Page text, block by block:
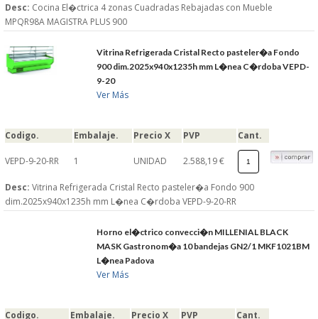
Desc: Cocina El�ctrica 4 zonas Cuadradas Rebajadas con Mueble
MPQR98A MAGISTRA PLUS 900
Vitrina Refrigerada Cristal Recto pasteler�a Fondo
900 dim.2025x940x1235h mm L�nea C�rdoba VEPD-
9-20
Ver Más
Codigo. Embalaje. Precio X PVP Cant.
VEPD-9-20-RR 1 UNIDAD 2.588,19 €
Desc: Vitrina Refrigerada Cristal Recto pasteler�a Fondo 900
dim.2025x940x1235h mm L�nea C�rdoba VEPD-9-20-RR
Horno el�ctrico convecci�n MILLENIAL BLACK
MASK Gastronom�a 10 bandejas GN2/1 MKF1021BM
L�nea Padova
Ver Más
Codigo. Embalaje. Precio X PVP Cant.